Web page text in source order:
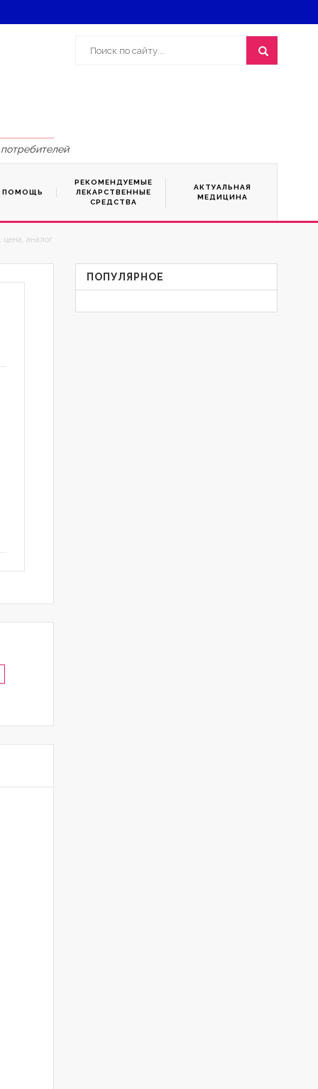
ПОМОЩЬ
РЕКОМЕНДУЕМЫЕ
ЛЕКАРСТВЕННЫЕ
СРЕДСТВА
АКТУАЛЬНАЯ
МЕДИЦИНА
аналог
ПОПУЛЯРНОЕ